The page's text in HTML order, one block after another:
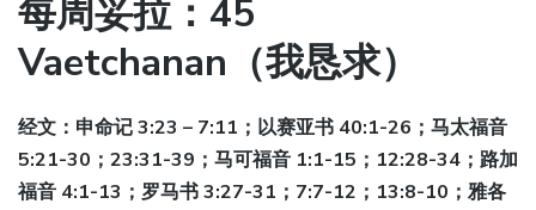
每周妥拉：45
Vaetchanan（我恳求）
经文：申命记 3:23 – 7:11；以赛亚书 40:1-26；马太福音
5:21-30；23:31-39；马可福音 1:1-15；12:28-34；路加
福音 4:1-13；罗马书 3:27-31；7:7-12；13:8-10；雅各